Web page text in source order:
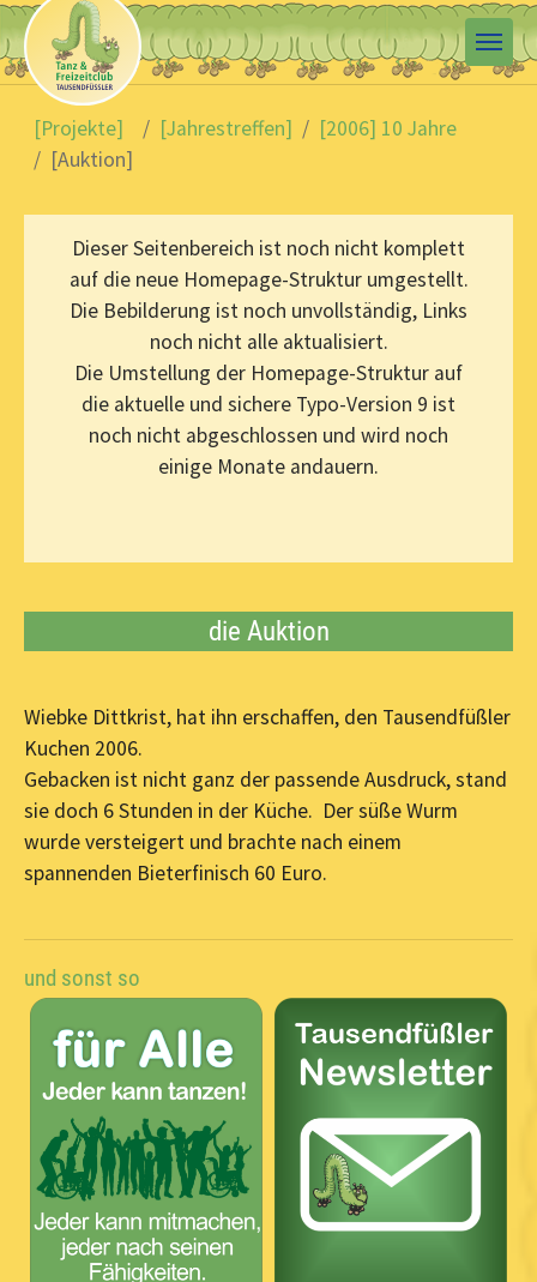
Skip to main content
You are here:
[Projekte]
[Jahrestreffen]
[2006] 10 Jahre
[Auktion]
Dieser Seitenbereich ist noch nicht komplett
auf die neue Homepage-Struktur umgestellt.
Die Bebilderung ist noch unvollständig, Links
noch nicht alle aktualisiert.
Die Umstellung der Homepage-Struktur auf
die aktuelle und sichere Typo-Version 9 ist
noch nicht abgeschlossen und wird noch
einige Monate andauern.
die Auktion
Wiebke Dittkrist, hat ihn erschaffen, den Tausendfüßler
Kuchen 2006.
Gebacken ist nicht ganz der passende Ausdruck, stand
sie doch 6 Stunden in der Küche. Der süße Wurm
wurde versteigert und brachte nach einem
spannenden Bieterfinisch 60 Euro.
und sonst so